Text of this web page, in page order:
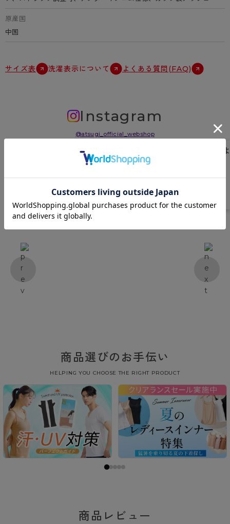
原産国
中国
サイズ表 洗濯表示について よくある質問(FAQ)
Instagram
@atsugi_official_webshop
商品選びのお手伝い
HELPING YOU CHOOSE THE RIGHT PRODUCT
商品レビュー